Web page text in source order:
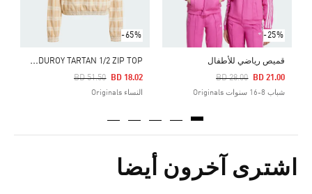
-25%
قميص رياضي للأطفال
Price Reduced From
BD 28.00
To BD 21.00
شباب 8-16 سنوات Originals
-65%
C
ORDUROY TARTAN 1/2 ZIP TOP
Price Reduced From
BD 51.50
To BD 18.02
النساء Originals
اشترى آخرون أيضا